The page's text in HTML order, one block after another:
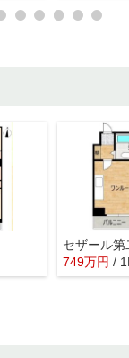
セザール
749万円 /